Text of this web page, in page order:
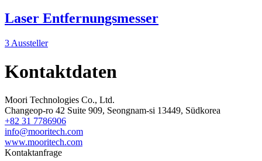
Laser Entfernungsmesser
3 Aussteller
Kontaktdaten
Moori Technologies Co., Ltd.
Changeop-ro 42 Suite 909, Seongnam-si 13449, Südkorea
+82 31 7786906
info@mooritech.com
www.mooritech.com
Kontaktanfrage